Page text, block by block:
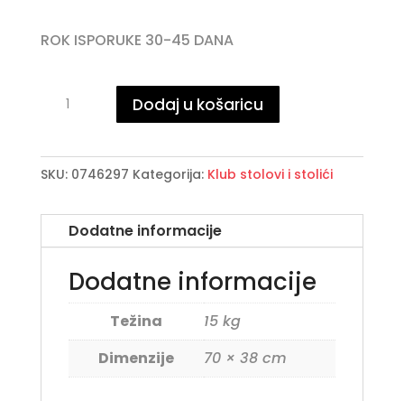
ROK ISPORUKE 30-45 DANA
BLACK
stolić
količina
Dodaj u košaricu
SKU: 0746297 Kategorija: Klub stolovi i stolići
Dodatne informacije
Dodatne informacije
Težina
15 kg
Dimenzije
70 × 38 cm